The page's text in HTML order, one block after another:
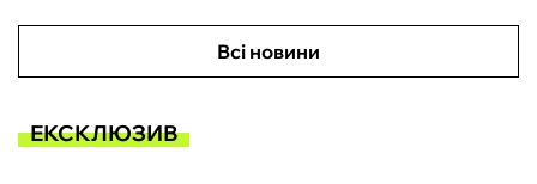
Всі новини
ЕКСКЛЮЗИВ